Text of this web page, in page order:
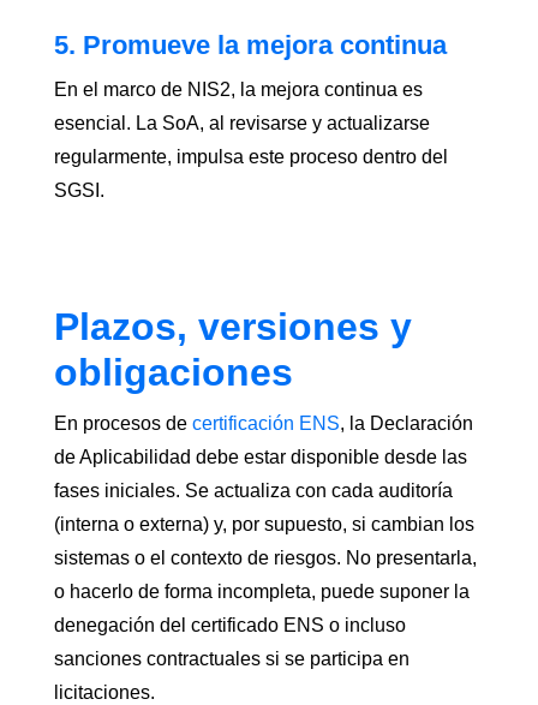
5. Promueve la mejora continua
En el marco de NIS2, la mejora continua es
esencial. La SoA, al revisarse y actualizarse
regularmente, impulsa este proceso dentro del
SGSI.
Plazos, versiones y
obligaciones
En procesos de certificación ENS, la Declaración
de Aplicabilidad debe estar disponible desde las
fases iniciales. Se actualiza con cada auditoría
(interna o externa) y, por supuesto, si cambian los
sistemas o el contexto de riesgos. No presentarla,
o hacerlo de forma incompleta, puede suponer la
denegación del certificado ENS o incluso
sanciones contractuales si se participa en
licitaciones.